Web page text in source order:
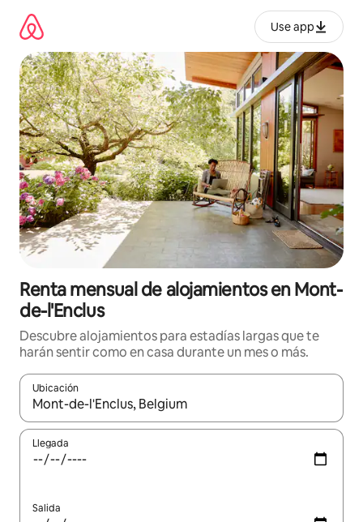
contenido
Use app
Renta mensual de alojamientos en Mont-
de-l'Enclus
Descubre alojamientos para estadías largas que te
harán sentir como en casa durante un mes o más.
Ubicación
Cuando los resultados estén disponibles, navega con las
Llegada
Salida